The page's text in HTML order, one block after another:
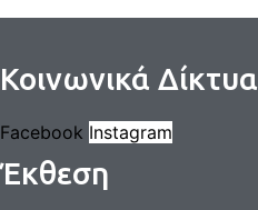
Κοινωνικά Δίκτυα
Facebook Instagram
Έκθεση